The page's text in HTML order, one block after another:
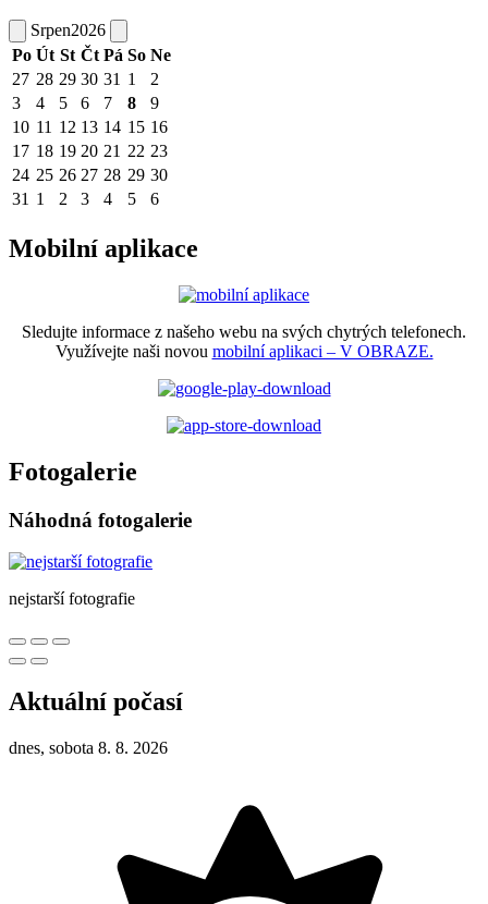
Srpen2026
Po Út St Čt Pá So Ne
27 28 29 30 31 1
2
3
4 5 6 7 8
9
10 11 12 13 14 15 16
17 18 19 20 21 22 23
24 25 26 27 28 29 30
31 1 2 3 4 5 6
Mobilní aplikace
Sledujte informace z našeho webu na svých chytrých telefonech.
Využívejte naši novou mobilní aplikaci – V OBRAZE.
Fotogalerie
Náhodná fotogalerie
nejstarší fotografie
Aktuální počasí
dnes, sobota 8. 8. 2026